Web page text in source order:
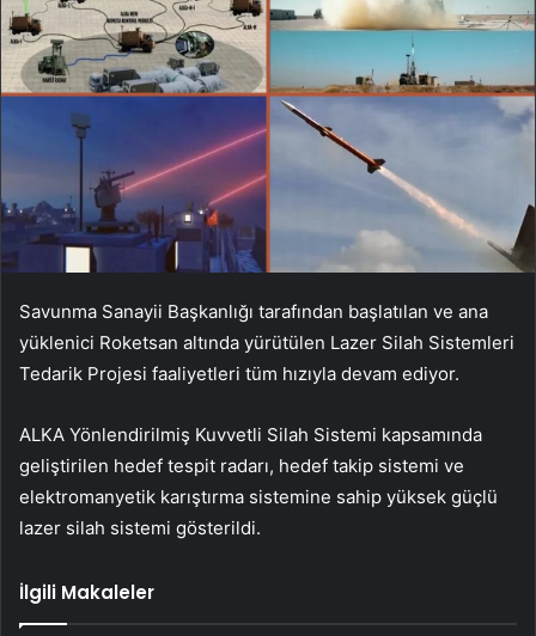
Savunma Sanayii Başkanlığı tarafından başlatılan ve ana
yüklenici Roketsan altında yürütülen Lazer Silah Sistemleri
Tedarik Projesi faaliyetleri tüm hızıyla devam ediyor.
ALKA Yönlendirilmiş Kuvvetli Silah Sistemi kapsamında
geliştirilen hedef tespit radarı, hedef takip sistemi ve
elektromanyetik karıştırma sistemine sahip yüksek güçlü
lazer silah sistemi gösterildi.
İlgili Makaleler